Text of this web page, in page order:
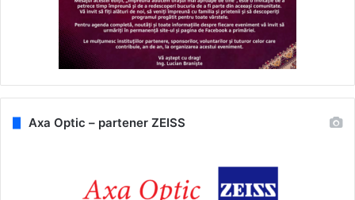
Axa Optic – partener ZEISS